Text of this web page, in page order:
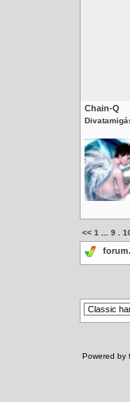
Chain-Q
<< 1 9
Powered by